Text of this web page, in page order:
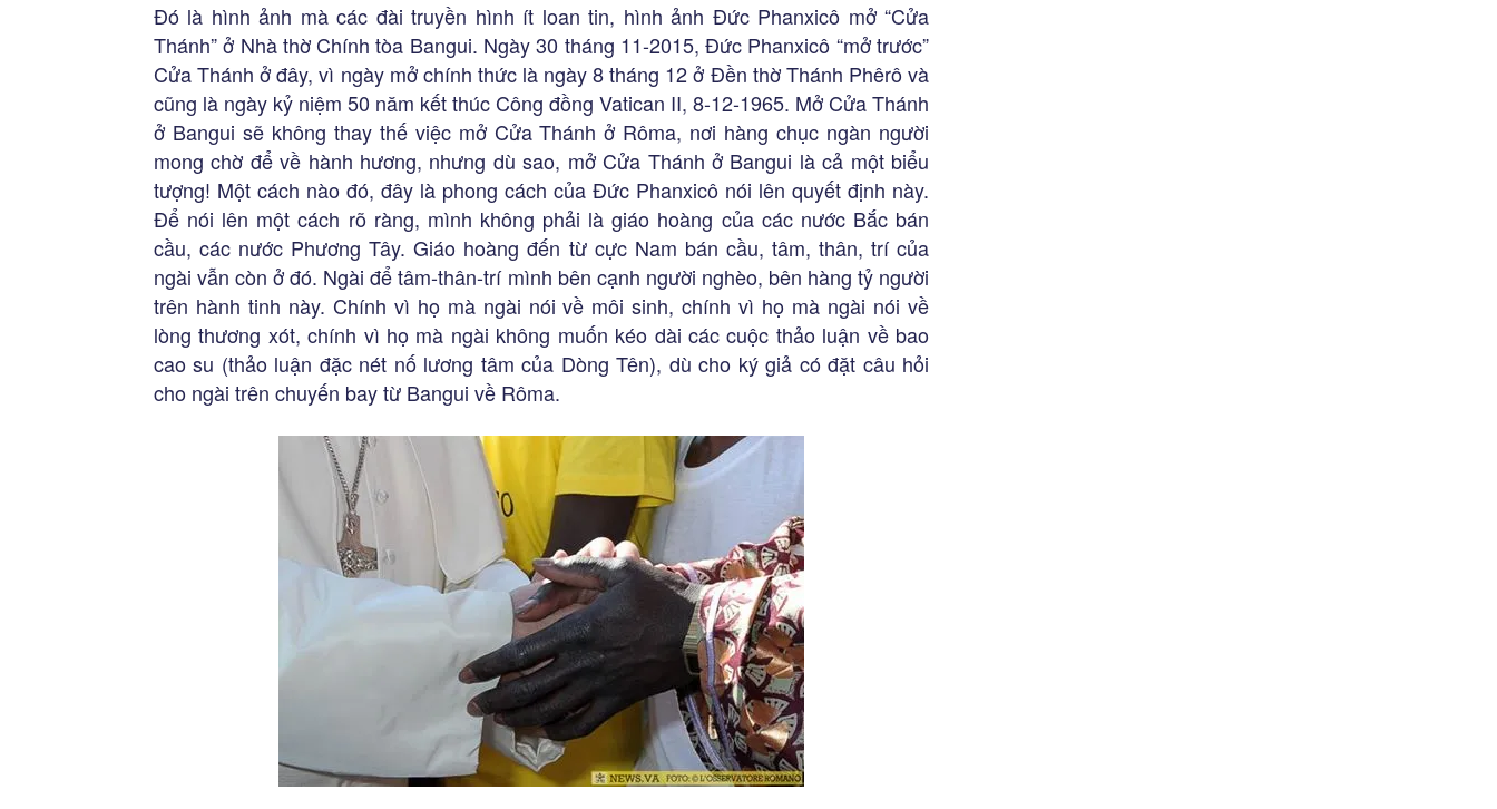
Đó là hình ảnh mà các đài truyền hình ít loan tin, hình ảnh Đức Phanxicô mở “Cửa
Thánh” ở Nhà thờ Chính tòa Bangui. Ngày 30 tháng 11-2015, Đức Phanxicô “mở trước”
Cửa Thánh ở đây, vì ngày mở chính thức là ngày 8 tháng 12 ở Đền thờ Thánh Phêrô và
cũng là ngày kỷ niệm 50 năm kết thúc Công đồng Vatican II, 8-12-1965. Mở Cửa Thánh
ở Bangui sẽ không thay thế việc mở Cửa Thánh ở Rôma, nơi hàng chục ngàn người
mong chờ để về hành hương, nhưng dù sao, mở Cửa Thánh ở Bangui là cả một biểu
tượng! Một cách nào đó, đây là phong cách của Đức Phanxicô nói lên quyết định này.
Để nói lên một cách rõ ràng, mình không phải là giáo hoàng của các nước Bắc bán
cầu, các nước Phương Tây. Giáo hoàng đến từ cực Nam bán cầu, tâm, thân, trí của
ngài vẫn còn ở đó. Ngài để tâm-thân-trí mình bên cạnh người nghèo, bên hàng tỷ người
trên hành tinh này. Chính vì họ mà ngài nói về môi sinh, chính vì họ mà ngài nói về
lòng thương xót, chính vì họ mà ngài không muốn kéo dài các cuộc thảo luận về bao
cao su (thảo luận đặc nét nố lương tâm của Dòng Tên), dù cho ký giả có đặt câu hỏi
cho ngài trên chuyến bay từ Bangui về Rôma.